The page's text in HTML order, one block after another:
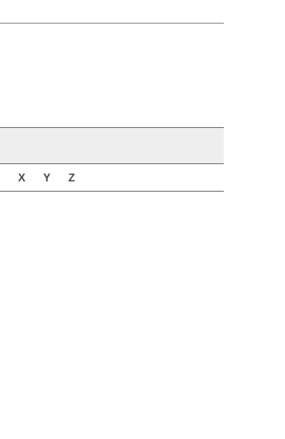
X Y Z